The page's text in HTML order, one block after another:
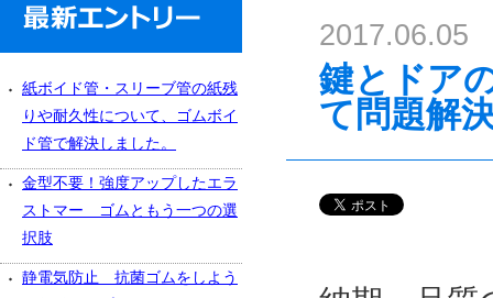
2017.06.05
鍵とドア
て問題解
紙ボイド管・スリーブ管の紙残
りや耐久性について、ゴムボイ
ド管で解決しました。
金型不要！強度アップしたエラ
ストマー ゴムともう一つの選
択肢
静電気防止 抗菌ゴムをしよう